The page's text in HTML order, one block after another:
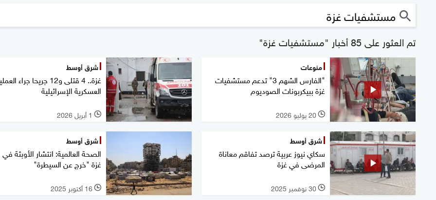
تم العثور على 85 أخبار "مستشفيات غزة"
منوعات
"الفارس الشهم 3" تدعم مستشفيات
غزة ببيكربونات الصوديوم
l 20 يوليو 2026
شرق أوسط
غزة.. 4 قتلى و12 جريحا جراء
العسكرية الإسرائيلية
l 1 أبريل 2026
شرق أوسط
سكاي نيوز عربية ترصد تفاقم معاناة
المرضى في غزة
l 30 نوفمبر 2025
شرق أوسط
الصحة العالمية: انتشار الأوبئة
غزة "خرج عن السيطرة"
l 16 أكتوبر 2025